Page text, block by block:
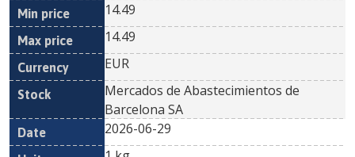
14.49
14.49
EUR
Mercados de Abastecimientos de
Barcelona SA
2026-06-29